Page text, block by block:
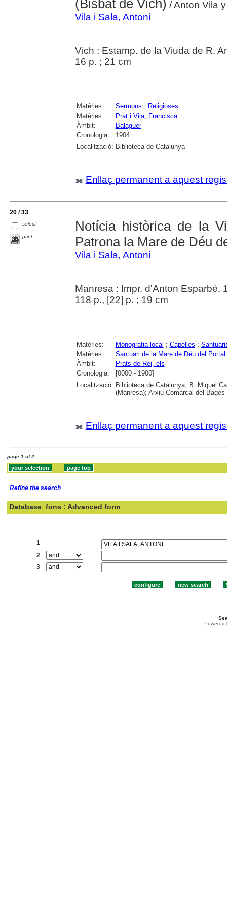
(Bisbat de Vich) / Anton Vila
Vila i Sala, Antoni
Vich : Estamp. de la Viuda de R.
16 p. ; 21 cm
Matèries: Sermons ; Religioses
Matèries:
Prat i Vila, Francisca
Àmbit:
Balaguer
Cronologia:
1904
Localització: Biblioteca de Catalunya
Enllaç permanent a aquest
20 / 33
select
print
Notícia històrica de la
Patrona la Mare de Déu
Vila i Sala, Antoni
Manresa : Impr. d'Anton Esparbé,
118 p., [22] p. ; 19 cm
Matèries: Monografia local ; Capelles ;
Matèries:
Santuari de la Mare de Déu del
Àmbit:
Prats de Rei, els
Cronologia:
[0000 - 1900]
Localització: Biblioteca de Catalunya; B. Miquel
(Manresa); Arxiu Comarcal del Bages
Enllaç permanent a aquest
page 1 of 2
Refine the search
Database fons : Advanced form
1
2
3